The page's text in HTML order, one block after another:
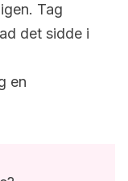
Tag
det sidde i
en